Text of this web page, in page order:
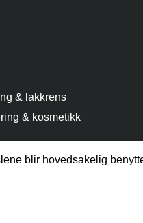
& lakkrens
& kosmetikk
blir hovedsakelig